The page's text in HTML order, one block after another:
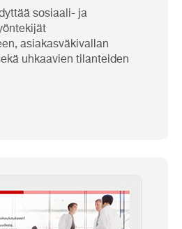
sosiaali- ja
asiakasväkivallan
uhkaavien tilanteiden